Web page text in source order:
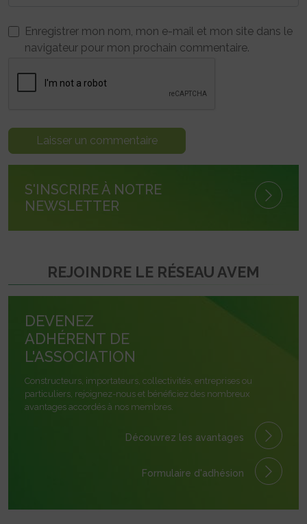
Enregistrer mon nom, mon e-mail et mon site dans le
navigateur pour mon prochain commentaire.
S'INSCRIRE À NOTRE
NEWSLETTER
REJOINDRE LE RÉSEAU AVEM
DEVENEZ
ADHÉRENT DE
L'ASSOCIATION
Constructeurs, importateurs, collectivités, entreprises ou
particuliers, rejoignez-nous et bénéficiez des nombreux
avantages accordés à nos membres.
Découvrez les avantages
Formulaire d'adhésion